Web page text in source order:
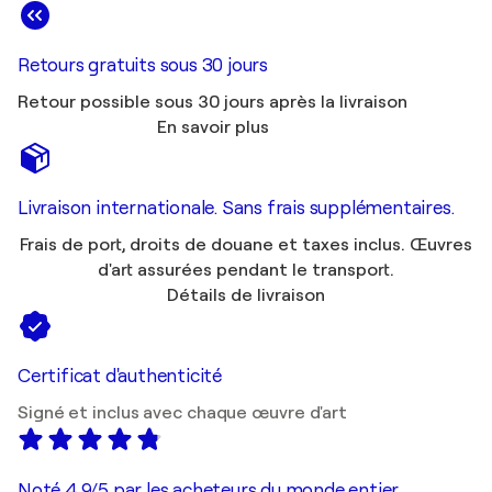
Retours gratuits sous 30 jours
Retour possible sous 30 jours après la livraison
En savoir plus
Livraison internationale. Sans frais supplémentaires.
Frais de port, droits de douane et taxes inclus. Œuvres
d'art assurées pendant le transport.
Détails de livraison
Certificat d'authenticité
Signé et inclus avec chaque œuvre d'art